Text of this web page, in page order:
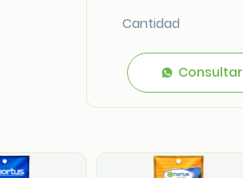
Cantidad
Consultar